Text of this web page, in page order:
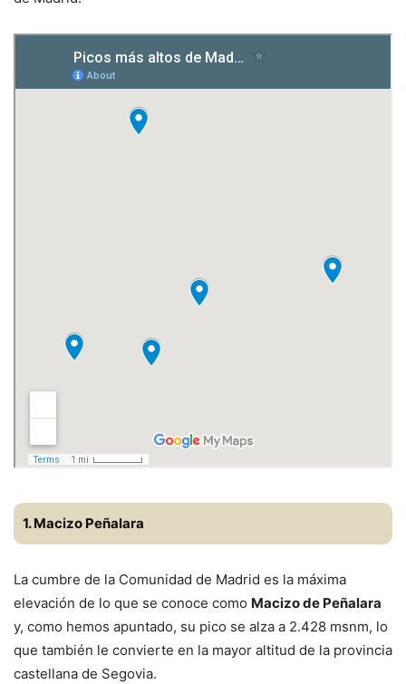
1. Macizo Peñalara
La cumbre de la Comunidad de Madrid es la máxima
elevación de lo que se conoce como Macizo de Peñalara
y, como hemos apuntado, su pico se alza a 2.428 msnm, lo
que también le convierte en la mayor altitud de la provincia
castellana de Segovia.